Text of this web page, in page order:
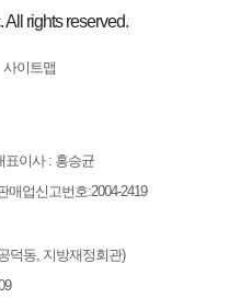
rights reserved.
사이트맵
표이사 : 홍승균
매업신고번호:2004-2419
덕동, 지방재정회관)